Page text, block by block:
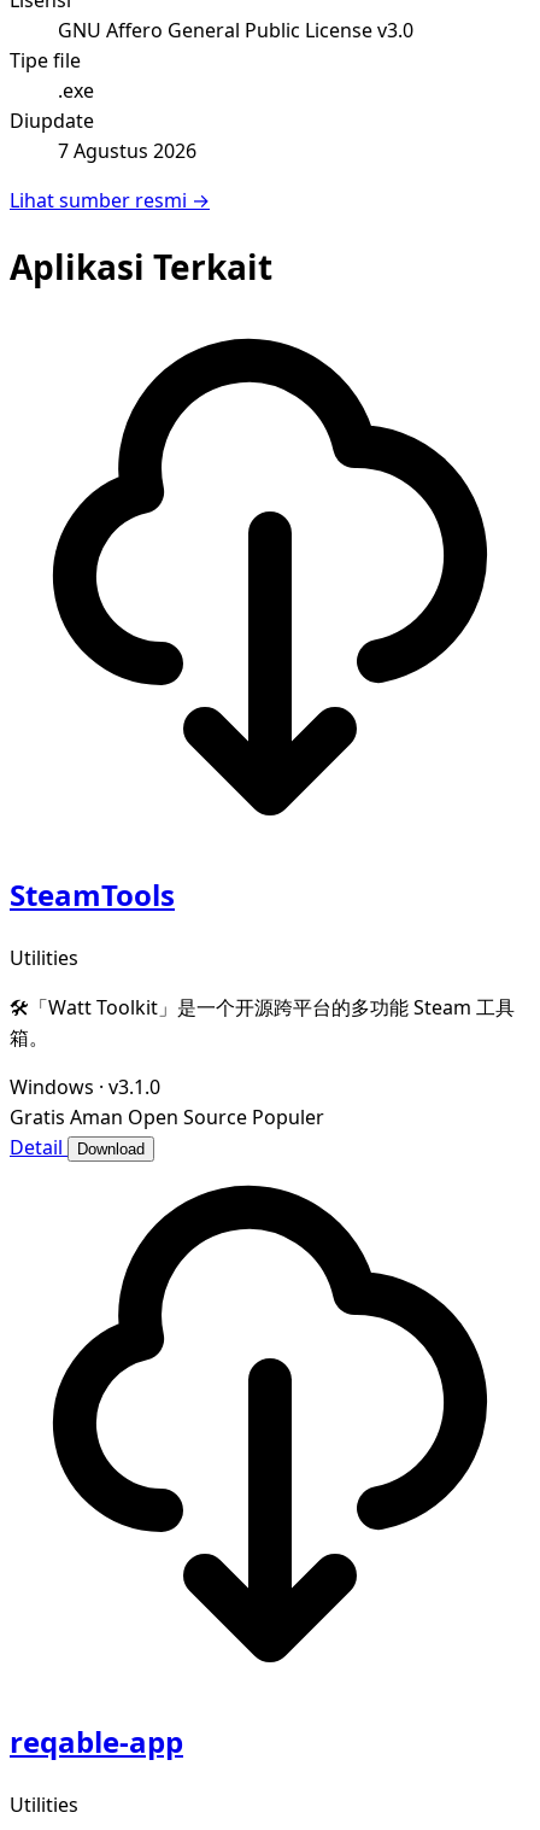
GNU Affero General Public License v3.0
Tipe file
.exe
Diupdate
7 Agustus 2026
Lihat sumber resmi →
Aplikasi Terkait
SteamTools
Utilities
🛠「Watt Toolkit」是一个开源跨平台的多功能 Steam 工具
箱。
Windows · v3.1.0
Gratis Aman Open Source Populer
Detail
Download
reqable-app
Utilities